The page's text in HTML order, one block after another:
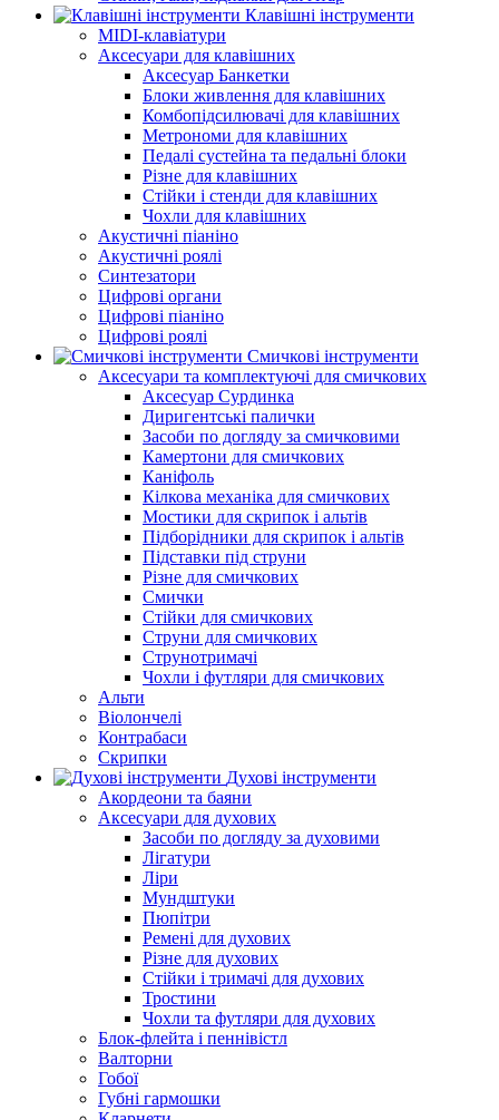
Клавішні інструменти
MIDI-клавіатури
Аксесуари для клавішних
Аксесуар Банкетки
Блоки живлення для клавішних
Комбопідсилювачі для клавішних
Метрономи для клавішних
Педалі сустейна та педальні блоки
Різне для клавішних
Стійки і стенди для клавішних
Чохли для клавішних
Акустичні піаніно
Акустичні роялі
Синтезатори
Цифрові органи
Цифрові піаніно
Цифрові роялі
Смичкові інструменти
Аксесуари та комплектуючі для смичкових
Аксесуар Сурдинка
Диригентські палички
Засоби по догляду за смичковими
Камертони для смичкових
Каніфоль
Кілкова механіка для смичкових
Мостики для скрипок і альтів
Підборiдники для скрипок і альтів
Підставки під струни
Різне для смичкових
Смички
Стійки для смичкових
Струни для смичкових
Струнотримачі
Чохли і футляри для смичкових
Альти
Віолончелі
Контрабаси
Скрипки
Духові інструменти
Акордеони та баяни
Аксесуари для духових
Засоби по догляду за духовими
Лігатури
Ліри
Мундштуки
Пюпітри
Ремені для духових
Різне для духових
Стійки і тримачі для духових
Тростини
Чохли та футляри для духових
Блок-флейта і пеннівістл
Валторни
Гобої
Губні гармошки